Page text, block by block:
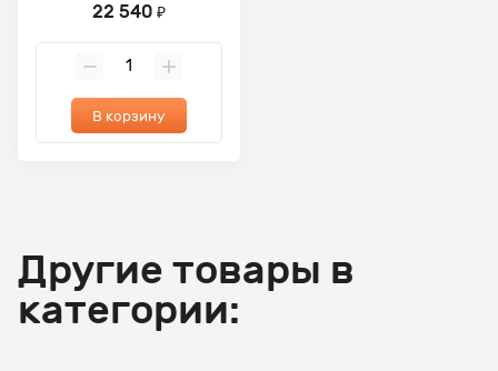
22 540 ₽
В корзину
Другие товары в
категории: